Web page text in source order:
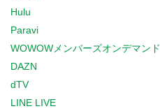
Hulu
Paravi
WOWOWメンバーズオンデマンド
DAZN
dTV
LINE LIVE